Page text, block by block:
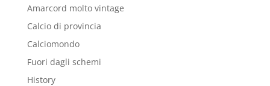
Amarcord molto vintage
Calcio di provincia
Calciomondo
Fuori dagli schemi
History